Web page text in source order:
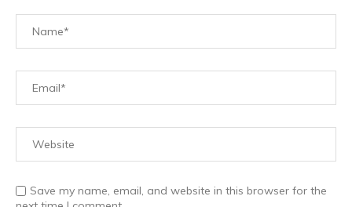
Save my name, email, and website in this browser for the